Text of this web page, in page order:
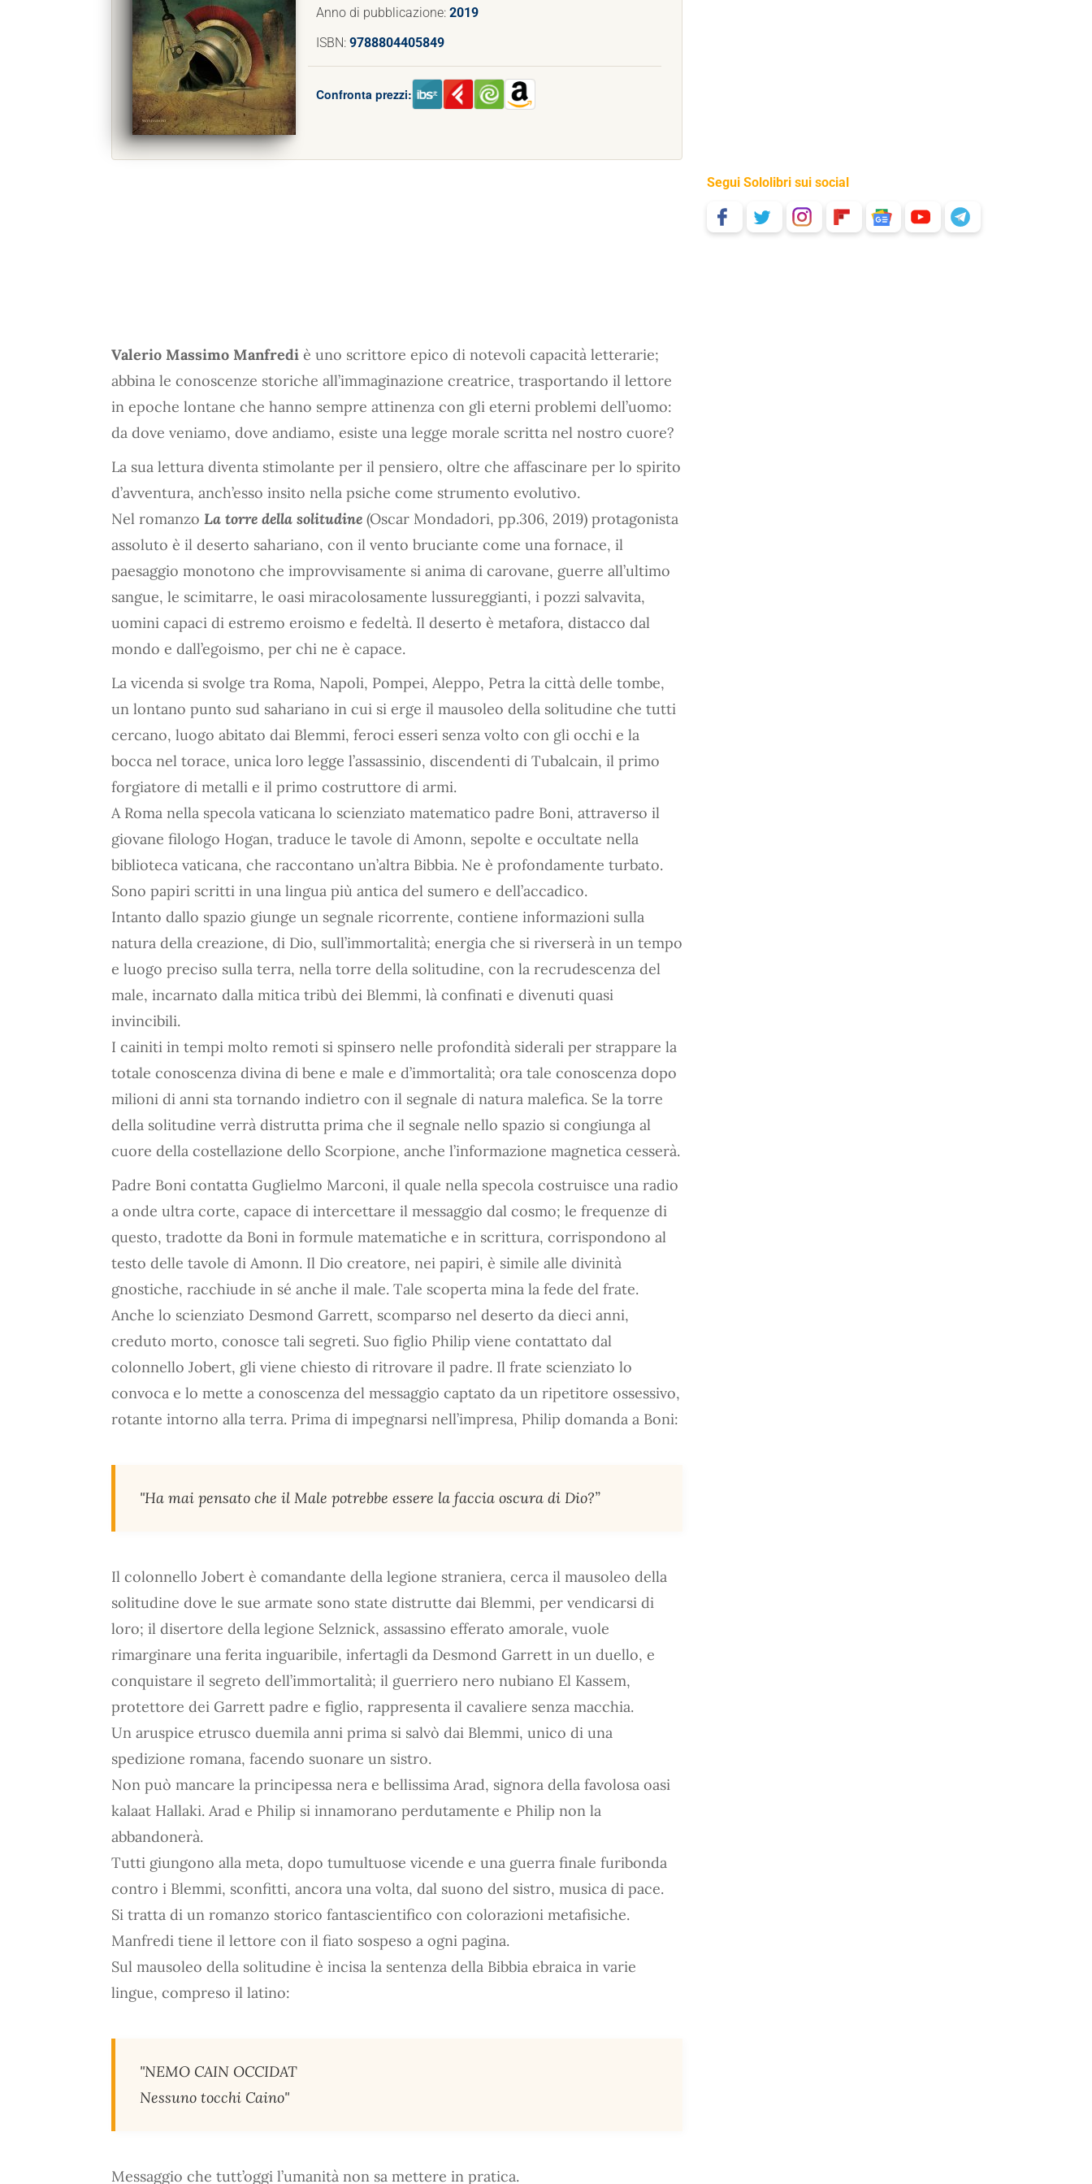
Anno di pubblicazione: 2019
ISBN: 9788804405849
Confronta prezzi:
Valerio Massimo Manfredi è uno scrittore epico di notevoli capacità letterarie;
abbina le conoscenze storiche all’immaginazione creatrice, trasportando il lettore
in epoche lontane che hanno sempre attinenza con gli eterni problemi dell’uomo:
da dove veniamo, dove andiamo, esiste una legge morale scritta nel nostro cuore?
La sua lettura diventa stimolante per il pensiero, oltre che affascinare per lo spirito
d’avventura, anch’esso insito nella psiche come strumento evolutivo.
Nel romanzo La torre della solitudine (Oscar Mondadori, pp.306, 2019) protagonista
assoluto è il deserto sahariano, con il vento bruciante come una fornace, il
paesaggio monotono che improvvisamente si anima di carovane, guerre all’ultimo
sangue, le scimitarre, le oasi miracolosamente lussureggianti, i pozzi salvavita,
uomini capaci di estremo eroismo e fedeltà. Il deserto è metafora, distacco dal
mondo e dall’egoismo, per chi ne è capace.
La vicenda si svolge tra Roma, Napoli, Pompei, Aleppo, Petra la città delle tombe,
un lontano punto sud sahariano in cui si erge il mausoleo della solitudine che tutti
cercano, luogo abitato dai Blemmi, feroci esseri senza volto con gli occhi e la
bocca nel torace, unica loro legge l’assassinio, discendenti di Tubalcain, il primo
forgiatore di metalli e il primo costruttore di armi.
A Roma nella specola vaticana lo scienziato matematico padre Boni, attraverso il
giovane filologo Hogan, traduce le tavole di Amonn, sepolte e occultate nella
biblioteca vaticana, che raccontano un’altra Bibbia. Ne è profondamente turbato.
Sono papiri scritti in una lingua più antica del sumero e dell’accadico.
Intanto dallo spazio giunge un segnale ricorrente, contiene informazioni sulla
natura della creazione, di Dio, sull’immortalità; energia che si riverserà in un tempo
e luogo preciso sulla terra, nella torre della solitudine, con la recrudescenza del
male, incarnato dalla mitica tribù dei Blemmi, là confinati e divenuti quasi
invincibili.
I cainiti in tempi molto remoti si spinsero nelle profondità siderali per strappare la
totale conoscenza divina di bene e male e d’immortalità; ora tale conoscenza dopo
milioni di anni sta tornando indietro con il segnale di natura malefica. Se la torre
della solitudine verrà distrutta prima che il segnale nello spazio si congiunga al
cuore della costellazione dello Scorpione, anche l’informazione magnetica cesserà.
Padre Boni contatta Guglielmo Marconi, il quale nella specola costruisce una radio
a onde ultra corte, capace di intercettare il messaggio dal cosmo; le frequenze di
questo, tradotte da Boni in formule matematiche e in scrittura, corrispondono al
testo delle tavole di Amonn. Il Dio creatore, nei papiri, è simile alle divinità
gnostiche, racchiude in sé anche il male. Tale scoperta mina la fede del frate.
Anche lo scienziato Desmond Garrett, scomparso nel deserto da dieci anni,
creduto morto, conosce tali segreti. Suo figlio Philip viene contattato dal
colonnello Jobert, gli viene chiesto di ritrovare il padre. Il frate scienziato lo
convoca e lo mette a conoscenza del messaggio captato da un ripetitore ossessivo,
rotante intorno alla terra. Prima di impegnarsi nell’impresa, Philip domanda a Boni:
"Ha mai pensato che il Male potrebbe essere la faccia oscura di Dio?”
Il colonnello Jobert è comandante della legione straniera, cerca il mausoleo della
solitudine dove le sue armate sono state distrutte dai Blemmi, per vendicarsi di
loro; il disertore della legione Selznick, assassino efferato amorale, vuole
rimarginare una ferita inguaribile, infertagli da Desmond Garrett in un duello, e
conquistare il segreto dell’immortalità; il guerriero nero nubiano El Kassem,
protettore dei Garrett padre e figlio, rappresenta il cavaliere senza macchia.
Un aruspice etrusco duemila anni prima si salvò dai Blemmi, unico di una
spedizione romana, facendo suonare un sistro.
Non può mancare la principessa nera e bellissima Arad, signora della favolosa oasi
kalaat Hallaki. Arad e Philip si innamorano perdutamente e Philip non la
abbandonerà.
Tutti giungono alla meta, dopo tumultuose vicende e una guerra finale furibonda
contro i Blemmi, sconfitti, ancora una volta, dal suono del sistro, musica di pace.
Si tratta di un romanzo storico fantascientifico con colorazioni metafisiche.
Manfredi tiene il lettore con il fiato sospeso a ogni pagina.
Sul mausoleo della solitudine è incisa la sentenza della Bibbia ebraica in varie
lingue, compreso il latino:
"NEMO CAIN OCCIDAT
Nessuno tocchi Caino"
Messaggio che tutt’oggi l’umanità non sa mettere in pratica.
Segui Sololibri sui social